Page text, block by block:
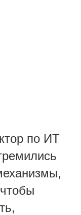
по ИТ